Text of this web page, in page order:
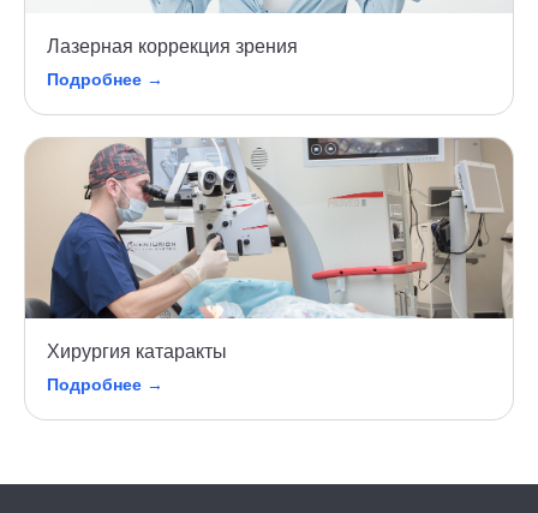
Лазерная коррекция зрения
Подробнее →
Хирургия катаракты
Подробнее →